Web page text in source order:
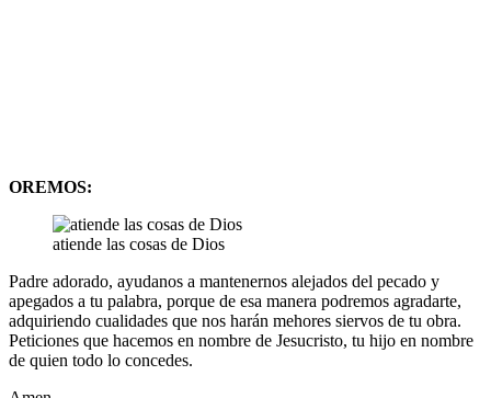
OREMOS:
atiende las cosas de Dios
Padre adorado, ayudanos a mantenernos alejados del pecado y
apegados a tu palabra, porque de esa manera podremos agradarte,
adquiriendo cualidades que nos harán mehores siervos de tu obra.
Peticiones que hacemos en nombre de Jesucristo, tu hijo en nombre
de quien todo lo concedes.